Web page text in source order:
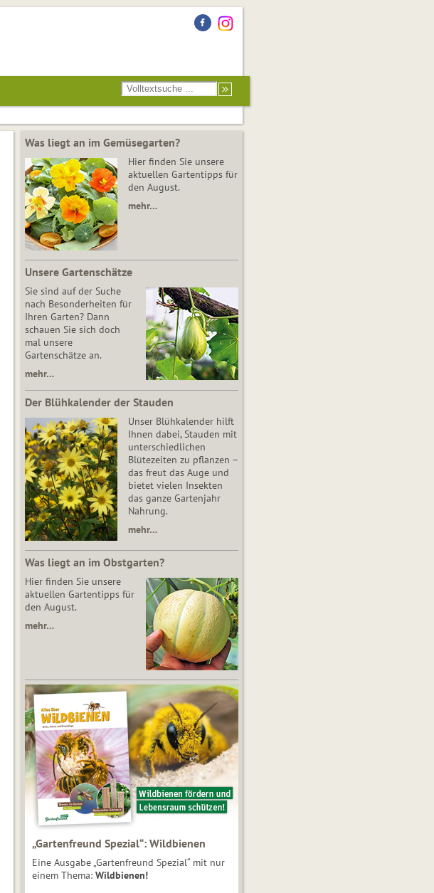
Was liegt an im Gemüsegarten?
Hier finden Sie unsere
aktuellen Gartentipps für
den August.
mehr…
Unsere Gartenschätze
Sie sind auf der Suche
nach Besonderheiten für
Ihren Garten? Dann
schauen Sie sich doch
mal unsere
Gartenschätze an.
mehr…
Der Blühkalender der Stauden
Unser Blühkalender hilft
Ihnen dabei, Stauden mit
unterschiedlichen
Blütezeiten zu pflanzen –
das freut das Auge und
bietet vielen Insekten
das ganze Gartenjahr
Nahrung.
mehr…
Was liegt an im Obstgarten?
Hier finden Sie unsere
aktuellen Gartentipps für
den August.
mehr…
„Gartenfreund Spezial“: Wildbienen
Eine Ausgabe „Gartenfreund Spezial“ mit nur
einem Thema: Wildbienen!